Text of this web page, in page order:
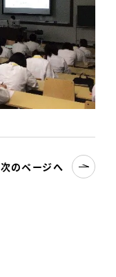
次のページへ